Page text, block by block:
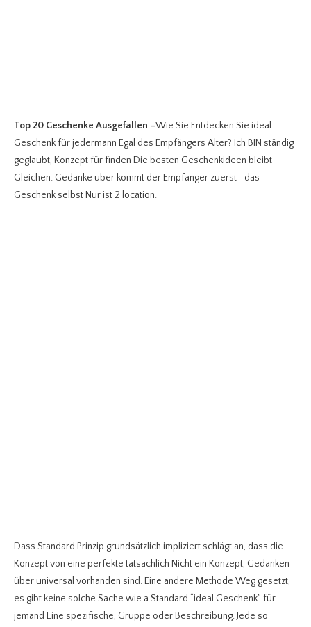
Top 20 Geschenke Ausgefallen –Wie Sie Entdecken Sie ideal
Geschenk für jedermann Egal des Empfängers Alter? Ich BIN ständig
geglaubt, Konzept für finden Die besten Geschenkideen bleibt
Gleichen: Gedanke über kommt der Empfänger zuerst– das
Geschenk selbst Nur ist 2 location.
Dass Standard Prinzip grundsätzlich impliziert schlägt an, dass die
Konzept von eine perfekte tatsächlich Nicht ein Konzept, Gedanken
über universal vorhanden sind. Eine andere Methode Weg gesetzt,
es gibt keine solche Sache wie a Standard “ideal Geschenk” für
jemand Eine spezifische, Gruppe oder Beschreibung. Jede so